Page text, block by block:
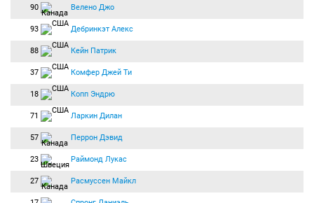
90 Велено Джо
93 Дебринкэт Алекс
88 Кейн Патрик
37 Комфер Джей Ти
18 Копп Эндрю
71 Ларкин Дилан
57 Перрон Дэвид
23 Раймонд Лукас
27 Расмуссен Майкл